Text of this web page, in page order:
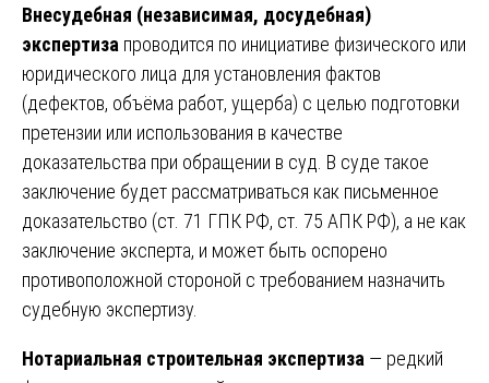
Внесудебная (независимая, досудебная)
экспертиза проводится по инициативе физического или
юридического лица для установления фактов
(дефектов, объёма работ, ущерба) с целью подготовки
претензии или использования в качестве
доказательства при обращении в суд. В суде такое
заключение будет рассматриваться как письменное
доказательство (ст. 71 ГПК РФ, ст. 75 АПК РФ), а не как
заключение эксперта, и может быть оспорено
противоположной стороной с требованием назначить
судебную экспертизу.
Нотариальная строительная экспертиза — редкий